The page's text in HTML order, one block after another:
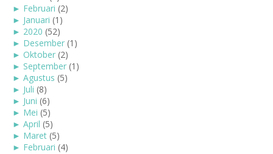
► Februari (2)
► Januari (1)
► 2020 (52)
► Desember (1)
► Oktober (2)
► September (1)
► Agustus (5)
► Juli (8)
► Juni (6)
► Mei (5)
► April (5)
► Maret (5)
► Februari (4)